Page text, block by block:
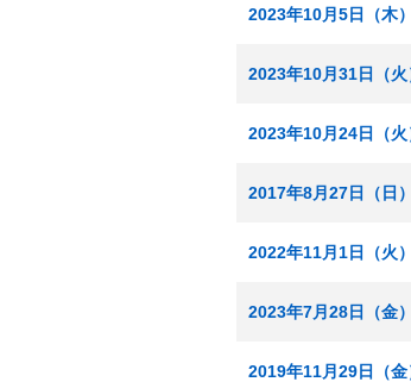
2023年10月5日（木
2023年10月31日（
2023年10月24日（
2017年8月27日（日
2022年11月1日（火
2023年7月28日（金
2019年11月29日（